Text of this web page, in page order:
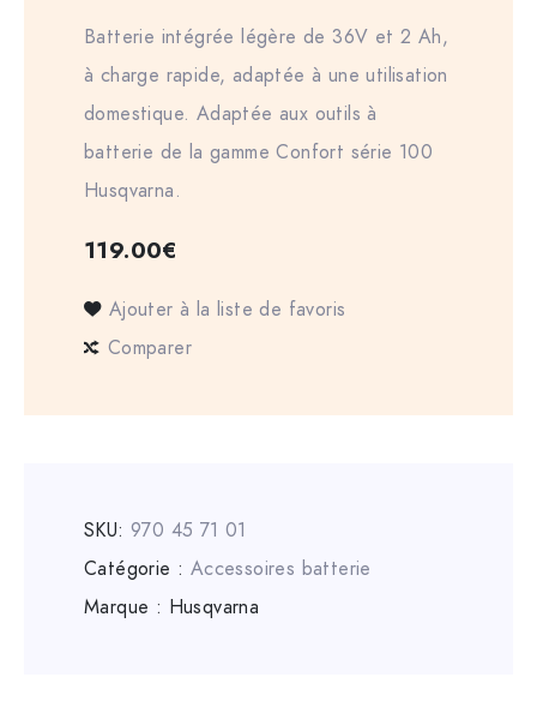
Batterie intégrée légère de 36V et 2 Ah,
à charge rapide, adaptée à une utilisation
domestique. Adaptée aux outils à
batterie de la gamme Confort série 100
Husqvarna.
119.00€
Ajouter à la liste de favoris
Comparer
SKU: 970 45 71 01
Catégorie : Accessoires batterie
Marque : Husqvarna